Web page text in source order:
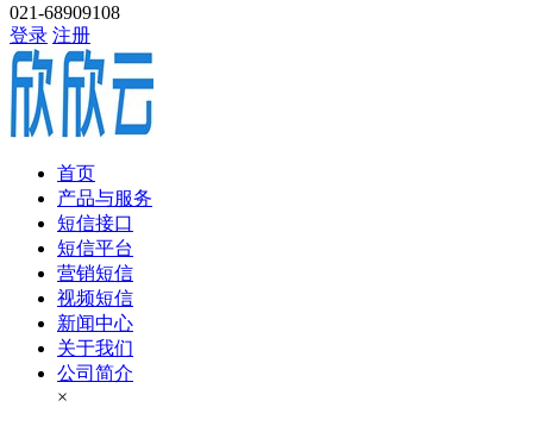
021-68909108
登录 注册
首页
产品与服务
短信接口
短信平台
营销短信
视频短信
新闻中心
关于我们
公司简介
×